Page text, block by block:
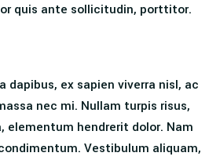
quis ante sollicitudin, porttitor.
dapibus, ex sapien viverra nisl, ac
nec mi. Nullam turpis risus,
elementum hendrerit dolor. Nam
Vestibulum aliquam,